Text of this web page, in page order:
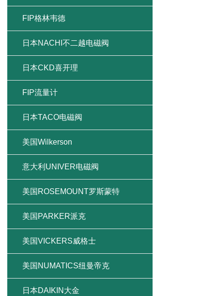
FIP格林韦德
日本NACHI不二越电磁阀
日本CKD喜开理
FIP流量计
日本TACO电磁阀
美国Wilkerson
意大利UNIVER电磁阀
美国ROSEMOUNT罗斯蒙特
美国PARKER派克
美国VICKERS威格士
美国NUMATICS纽曼帝克
日本DAIKIN大金